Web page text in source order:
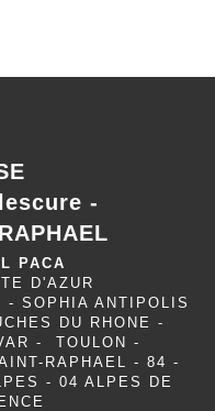
-
PACA
D'AZUR
SOPHIA ANTIPOLIS
DU RHONE -
- TOULON -
RAPHAEL - 84 -
- 04 ALPES DE